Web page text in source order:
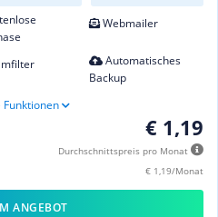
Webmailer
Automatisches
Backup
€ 1,19
Durchschnittspreis pro Monat
€ 1,19/Monat
ANGEBOT